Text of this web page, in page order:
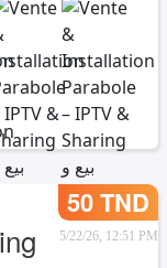
50 TND
5/22/26, 12:51 PM